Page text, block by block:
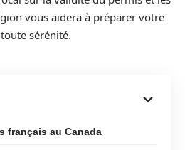
vous aidera à préparer votre
sérénité.
français au Canada